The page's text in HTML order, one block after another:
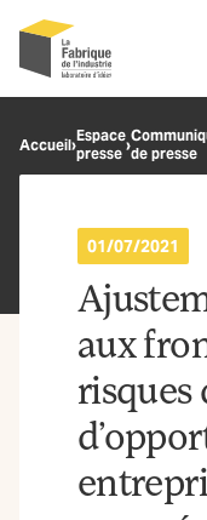
Recherche
Accueil›Espace
presse ›de presse
01/07/2021
aux
risques